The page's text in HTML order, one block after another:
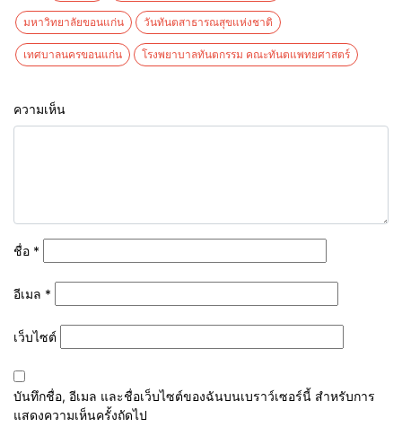
มหาวิทยาลัยขอนแก่น วันทันตสาธารณสุขแห่งชาติ
เทศบาลนครขอนแก่น โรงพยาบาลทันตกรรม คณะทันตแพทยศาสตร์
ความเห็น
ชื่อ *
อีเมล *
เว็บไซต์
บันทึกชื่อ, อีเมล และชื่อเว็บไซต์ของฉันบนเบราว์เซอร์นี้ สำหรับการ
แสดงความเห็นครั้งถัดไป